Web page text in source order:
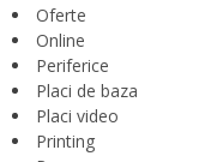
Oferte
Online
Periferice
Placi de baza
Placi video
Printing